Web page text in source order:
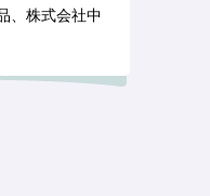
、株式会社中